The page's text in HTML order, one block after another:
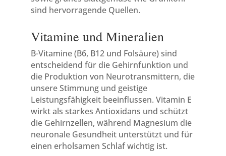
sind hervorragende Quellen.
Vitamine und Mineralien
B-Vitamine (B6, B12 und Folsäure) sind
entscheidend für die Gehirnfunktion und
die Produktion von Neurotransmittern, die
unsere Stimmung und geistige
Leistungsfähigkeit beeinflussen. Vitamin E
wirkt als starkes Antioxidans und schützt
die Gehirnzellen, während Magnesium die
neuronale Gesundheit unterstützt und für
einen erholsamen Schlaf wichtig ist.